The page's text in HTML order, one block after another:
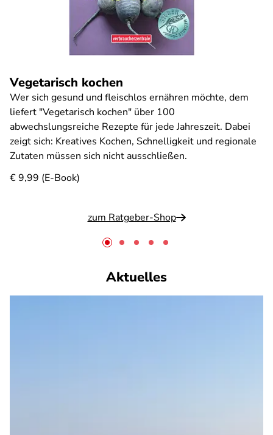
Vegetarisch kochen
Wer sich gesund und fleischlos ernähren möchte, dem
liefert "Vegetarisch kochen" über 100
abwechslungsreiche Rezepte für jede Jahreszeit. Dabei
zeigt sich: Kreatives Kochen, Schnelligkeit und regionale
Zutaten müssen sich nicht ausschließen.
€ 9,99 (E-Book)
zum Ratgeber-Shop
Aktuelles